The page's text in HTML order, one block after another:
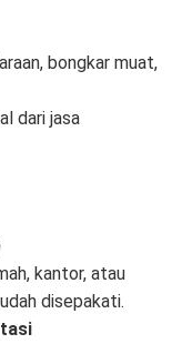
bongkar muat,
dari jasa
kantor, atau
disepakati.